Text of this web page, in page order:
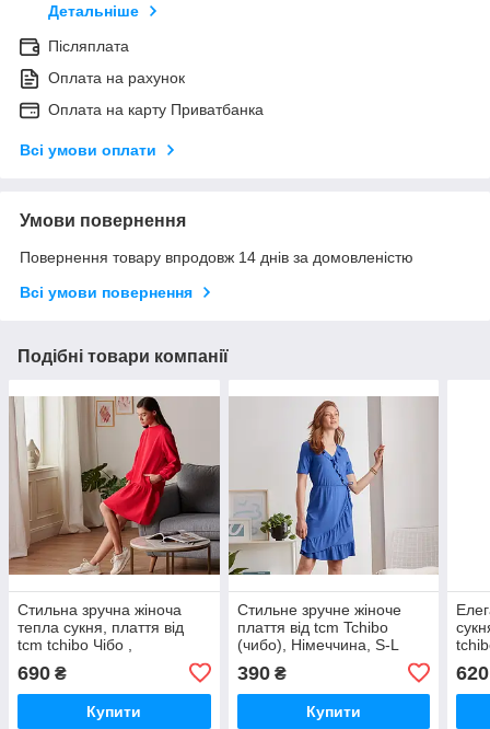
Детальніше
Післяплата
Оплата на рахунок
Оплата на карту Приватбанка
Всі умови оплати
Умови повернення
Повернення товару впродовж 14 днів за домовленістю
Всі умови повернення
Подібні товари компанії
Стильна зручна жіноча
тепла сукня, плаття від
tcm tchibo Чібо ,
690 ₴
Купити
Стильне зручне жіноче
плаття від tcm Tchibo
(чибо), Німеччина, S-L
390₴
Купити
620